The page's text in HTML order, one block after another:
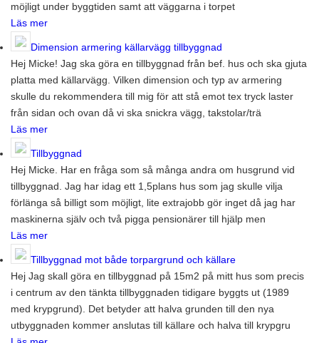
möjligt under byggtiden samt att väggarna i torpet
Läs mer
Dimension armering källarvägg tillbyggnad
Hej Micke! Jag ska göra en tillbyggnad från bef. hus och ska gjuta
platta med källarvägg. Vilken dimension och typ av armering
skulle du rekommendera till mig för att stå emot tex tryck laster
från sidan och ovan då vi ska snickra vägg, takstolar/trä
Läs mer
Tillbyggnad
Hej Micke. Har en fråga som så många andra om husgrund vid
tillbyggnad. Jag har idag ett 1,5plans hus som jag skulle vilja
förlänga så billigt som möjligt, lite extrajobb gör inget då jag har
maskinerna själv och två pigga pensionärer till hjälp men
Läs mer
Tillbyggnad mot både torpargrund och källare
Hej Jag skall göra en tillbyggnad på 15m2 på mitt hus som precis
i centrum av den tänkta tillbyggnaden tidigare byggts ut (1989
med krypgrund). Det betyder att halva grunden till den nya
utbyggnaden kommer anslutas till källare och halva till krypgru